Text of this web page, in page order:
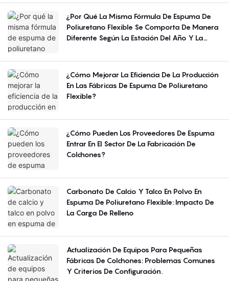
¿Por Qué La Misma Fórmula De Espuma De
Poliuretano Flexible Se Comporta De Manera
Diferente Según La Estación Del Año Y La
¿Cómo Mejorar La Eficiencia De La Producción
En Las Fábricas De Espuma De Poliuretano
Flexible?
¿Cómo Pueden Los Proveedores De Espuma
Entrar En El Sector De La Fabricación De
Colchones?
Carbonato De Calcio Y Talco En Polvo En
Espuma De Poliuretano Flexible: Impacto De
La Carga De Relleno
Actualización De Equipos Para Pequeñas
Fábricas De Colchones: Problemas Comunes
Y Criterios De Configuración.